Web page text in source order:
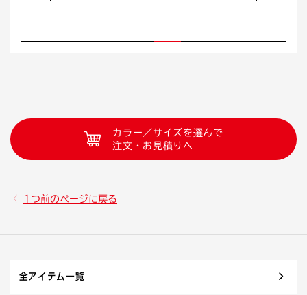
カラー／サイズを選んで
注文・お見積りへ
1つ前のページに戻る
全アイテム一覧